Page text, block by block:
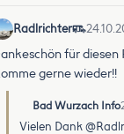
Radlrichter
für
gerne wieder!!
Bad Wurzach Info
Vielen Dank